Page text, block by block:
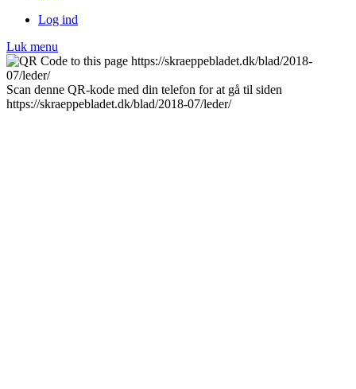
Log ind
Luk menu
Scan denne QR-kode med din telefon for at gå til siden
https://skraeppebladet.dk/blad/2018-07/leder/